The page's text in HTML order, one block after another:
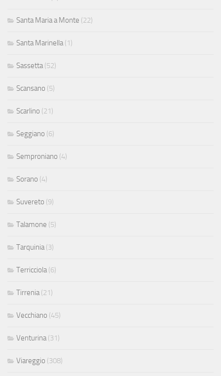
Santa Maria a Monte (22)
Santa Marinella (1)
Sassetta (52)
Scansano (5)
Scarlino (21)
Seggiano (6)
Semproniano (4)
Sorano (4)
Suvereto (9)
Talamone (5)
Tarquinia (3)
Terricciola (6)
Tirrenia (21)
Vecchiano (45)
Venturina (31)
Viareggio (308)